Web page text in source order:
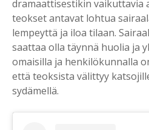
dramaattisestikin vaikuttavia
teokset antavat lohtua
lempeyttä ja iloa tilaan.
saattaa olla täynnä huolia ja
omaisilla ja henkilökunnalla
että teoksista välittyy
sydämellä.